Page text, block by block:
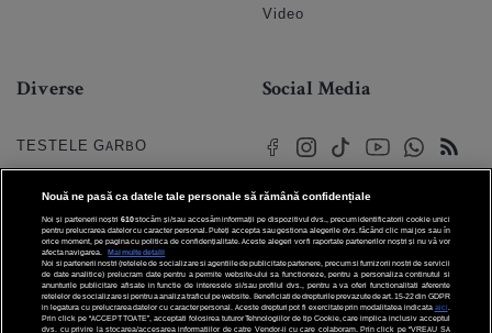
Video
Diverse
TESTELE GARBO
HOROSCOP
HOROSCOPUL IUBIRII
FORUMURI
TRATAMENTE NATURISTE
Social Media
© 2026 Internet Corp SRL
Toate drepturile rezervate
Nouă ne pasă ca datele tale personale să rămână confidențiale
Noi și partenerii noștri 610stocăm și/sau accesăm informații pe dispozitivul dvs., precum identificatorii cookie unici
pentru prelucrarea datelor cu caracter personal. Puteți accepta sau gestiona alegerile dvs. făcând clic mai jos sau în
orice moment, pe pagina cu politica de confidențialitate. Aceste alegeri vor fi raportate partenerilor noștri și nu vă vor
afecta navigarea.
Mai multe detalii
Noi si partenerii nostri (retelele de socializare si agentiile de publicitate partenere, precum si furnizorii nostri de servicii
de date analitice) prelucram date pentru a permite website-ului sa functioneze, pentru a personaliza continutul si
anunturile publicitare afisate in functie de interesele si/sau profilul dvs., pentru a va oferi functionalitati aferente
retelelor de socializare si pentru a analiza traficul pe website. Beneficiati de drepturile prevazute de art. 15-22 din GDPR
in legatura cu prelucrarea datelor cu caracter personal. Aceste drepturi pot fi exercitate prin modalitatea indicata aici
Prin click pe “ACCEPT TOATE”, acceptati folosirea tuturor Tehnologiilor de tip Cookie, care implica inclusiv acceptul
dvs. cu privire la stocarea/accesarea informatiilor de catre Vendor-ii cu care colaboram. Prin click pe “VREAU SA